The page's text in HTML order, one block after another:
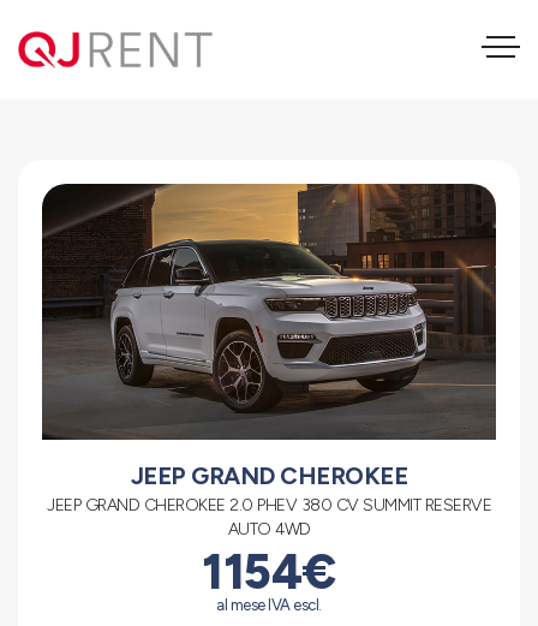
JEEP Grand Cherokee
JEEP GRAND CHEROKEE
JEEP GRAND CHEROKEE 2.0 PHEV 380 CV SUMMIT RESERVE
AUTO 4WD
1154€
al mese IVA escl.